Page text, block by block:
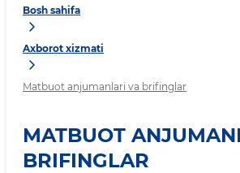
Bosh sahifa
Axborot xizmati
Matbuot anjumanlari va brifinglar
MATBUOT
BRIFINGLAR